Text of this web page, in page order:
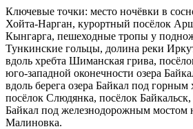
Ключевые точки: место ночёвки в
Хойта-Нарган, курортный посёлок
Кынгарга, пешеходные тропы у
Тункинские гольцы, долина реки
вдоль хребта Шиманская грива,
юго-западной оконечности озера
вдоль берега озера Байкал под
посёлок Слюдянка, посёлок Байкальск,
Байкал под железнодорожным мостом
Малиновка.